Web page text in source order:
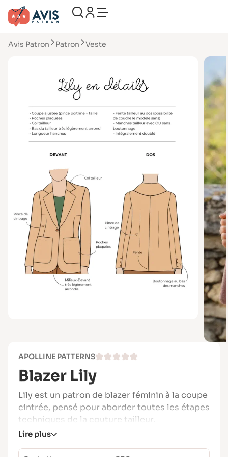
Avis Patron Patron Veste
APOLLINE PATTERNS
Blazer Lily
Lily est un patron de blazer féminin à la coupe
cintrée, pensé pour aborder toutes les étapes
techniques de la couture tailleur.
Entièrement doublée, cette veste structurée
est riche en détails : col tailleur, grandes
Lire plus